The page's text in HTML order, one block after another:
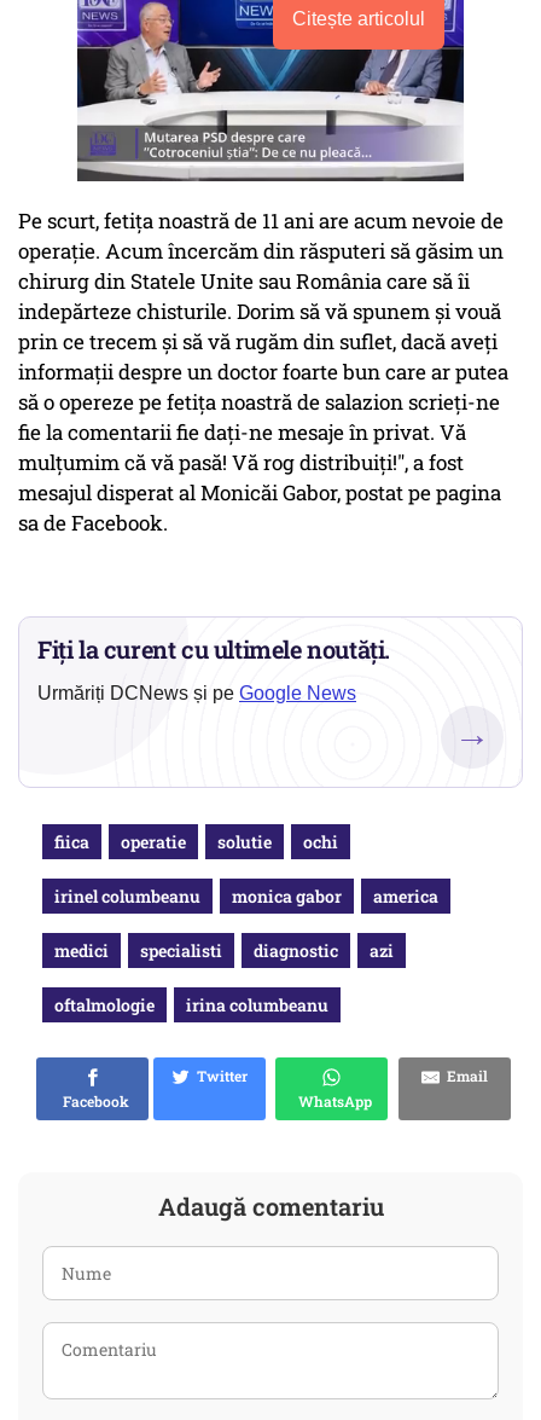
Citește articolul
Pe scurt, fetița noastră de 11 ani are acum nevoie de
operație. Acum încercăm din răsputeri să găsim un
chirurg din Statele Unite sau România care să îi
indepărteze chisturile. Dorim să vă spunem și vouă
prin ce trecem și să vă rugăm din suflet, dacă aveți
informații despre un doctor foarte bun care ar putea
să o opereze pe fetița noastră de salazion scrieți-ne
fie la comentarii fie dați-ne mesaje în privat. Vă
mulțumim că vă pasă! Vă rog distribuiți!", a fost
mesajul disperat al Monicăi Gabor, postat pe pagina
sa de Facebook.
Fiți la curent cu ultimele noutăți.
Urmăriți DCNews și pe Google News
→
fiica operatie solutie ochi
irinel columbeanu monica gabor america
medici specialisti diagnostic azi
oftalmologie irina columbeanu
Facebook
Twitter
WhatsApp
Email
Adaugă comentariu